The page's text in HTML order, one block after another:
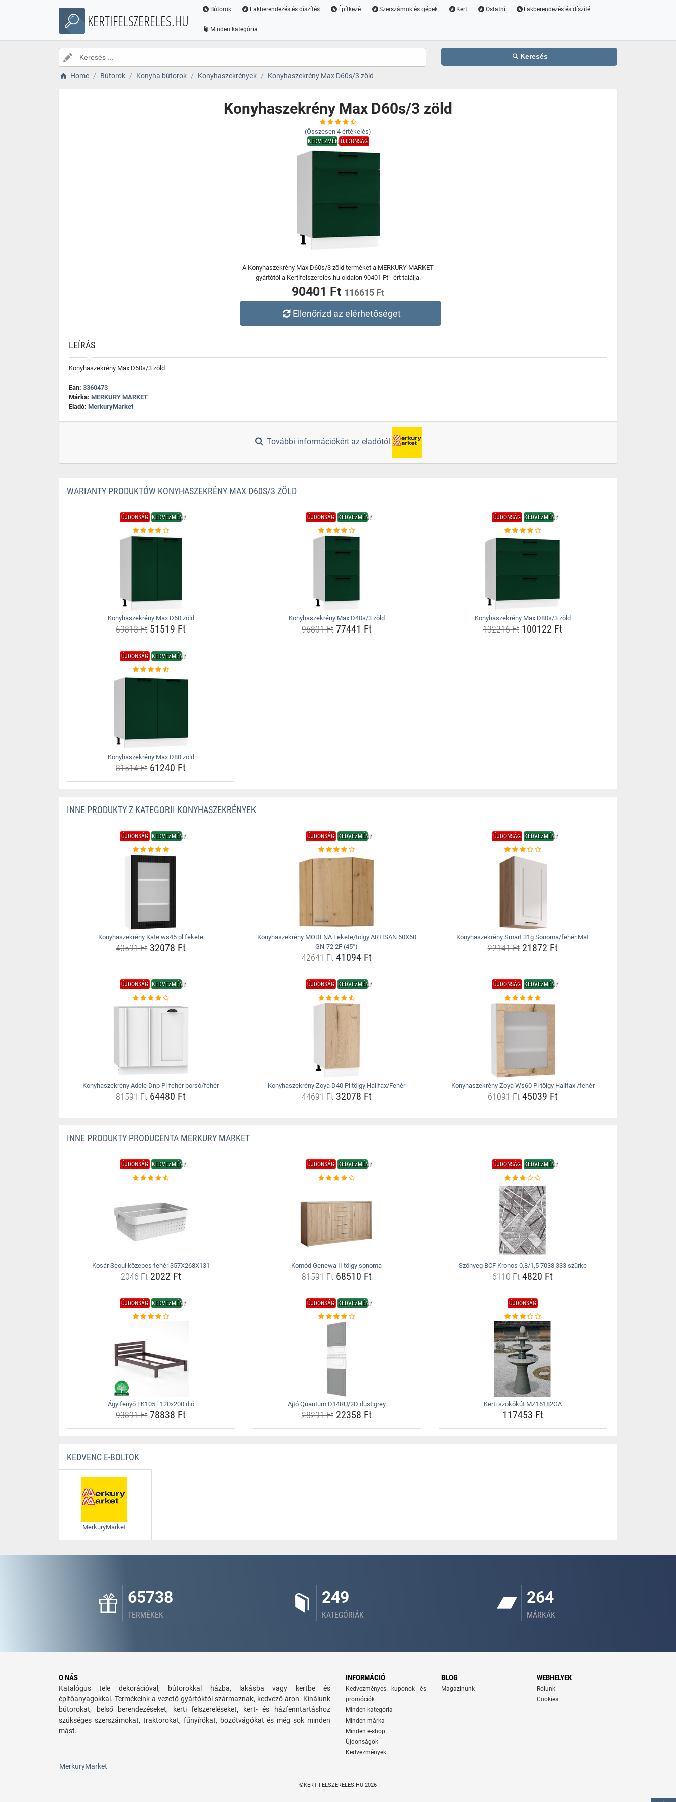
KERTIFELSZERELES.HU
Bútorok Lakberendezés és díszítés Építkezé Szerszámok és gépek Kert Ostatní Lakberendezés és díszíté
Minden kategória
Keresés
Home Bútorok Konyha bútorok Konyhaszekrények Konyhaszekrény Max D60s/3 zöld
Konyhaszekrény Max D60s/3 zöld
(Összesen 4 értékelés)
KEDVEZMÉNYÚJDONSÁG
A Konyhaszekrény Max D60s/3 zöld terméket a MERKURY MARKET
gyártótól a Kertifelszereles.hu oldalon 90401 Ft - ért találja.
90401 Ft 116615 Ft
Ellenőrizd az elérhetőséget
LEÍRÁS
Konyhaszekrény Max D60s/3 zöld
Ean: 3360473
Márka: MERKURY MARKET
Eladó: MerkuryMarket
További információkért az eladótól
WARIANTY PRODUKTÓW KONYHASZEKRÉNY MAX D60S/3 ZÖLD
ÚJDONSÁG KEDVEZMÉNY
Konyhaszekrény Max D60 zöld
69813 Ft51519 Ft
ÚJDONSÁG KEDVEZMÉNY
Konyhaszekrény Max D40s/3 zöld
96801 Ft77441 Ft
ÚJDONSÁG KEDVEZMÉNY
Konyhaszekrény Max D80s/3 zöld
132216 Ft 100122 Ft
ÚJDONSÁG KEDVEZMÉNY
Konyhaszekrény Max D80 zöld
81514 Ft61240 Ft
INNE PRODUKTY Z KATEGORII KONYHASZEKRÉNYEK
ÚJDONSÁG KEDVEZMÉNY
Konyhaszekrény Kate ws45 pl fekete
40591 Ft32078 Ft
ÚJDONSÁG KEDVEZMÉNY
Konyhaszekrény MODENA Fekete/tölgy ARTISAN 60X60
GN-72 2F (45°)
42641 Ft41094 Ft
ÚJDONSÁG KEDVEZMÉNY
Konyhaszekrény Smart 31g Sonoma/fehér Mat
22141 Ft21872 Ft
ÚJDONSÁG KEDVEZMÉNY
Konyhaszekrény Adele Dnp Pl fehér borsó/fehér
81591 Ft64480 Ft
ÚJDONSÁG KEDVEZMÉNY
Konyhaszekrény Zoya D40 Pl tölgy Halifax/Fehér
44691 Ft32078 Ft
ÚJDONSÁG KEDVEZMÉNY
Konyhaszekrény Zoya Ws60 Pl tölgy Halifax /fehér
61091 Ft45039 Ft
INNE PRODUKTY PRODUCENTA MERKURY MARKET
ÚJDONSÁG KEDVEZMÉNY
Kosár Seoul közepes fehér 357X268X131
2046 Ft2022 Ft
ÚJDONSÁG KEDVEZMÉNY
Komód Genewa II tölgy sonoma
81591 Ft68510 Ft
ÚJDONSÁG KEDVEZMÉNY
Szőnyeg BCF Kronos 0,8/1,5 7038 333 szürke
6110 Ft 4820 Ft
ÚJDONSÁG KEDVEZMÉNY
Ágy fenyő LK105–120x200 dió
93891 Ft78838 Ft
ÚJDONSÁG KEDVEZMÉNY
Ajtó Quantum D14RU/2D dust grey
28291 Ft22358 Ft
ÚJDONSÁG
Kerti szökőkút MZ16182GA
117453 Ft
KEDVENC E-BOLTOK
MerkuryMarket
65738
TERMÉKEK
249
KATEGÓRIÁK
264
MÁRKÁK
O NÁS
Katalógus tele dekorációval, bútorokkal házba, lakásba vagy kertbe és
építőanyagokkal. Termékeink a vezető gyártóktól származnak, kedvező áron. Kínálunk
bútorokat, belső berendezéseket, kerti felszereléseket, kert- és házfenntartáshoz
szükséges szerszámokat, traktorokat, fűnyírókat, bozótvágókat és még sok minden
mást.
INFORMÁCIÓ
Kedvezményes kuponok és
promóciók
Minden kategória
Minden márka
Minden e-shop
Újdonságok
Kedvezmények
BLOG
Magazinunk
WEBHELYEK
Rólunk
Cookies
MerkuryMarket
©KERTIFELSZERELES.HU 2026